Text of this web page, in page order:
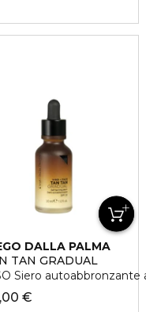
DALLA PALMA
TAN GRADUAL
Siero autoabbronzante
€